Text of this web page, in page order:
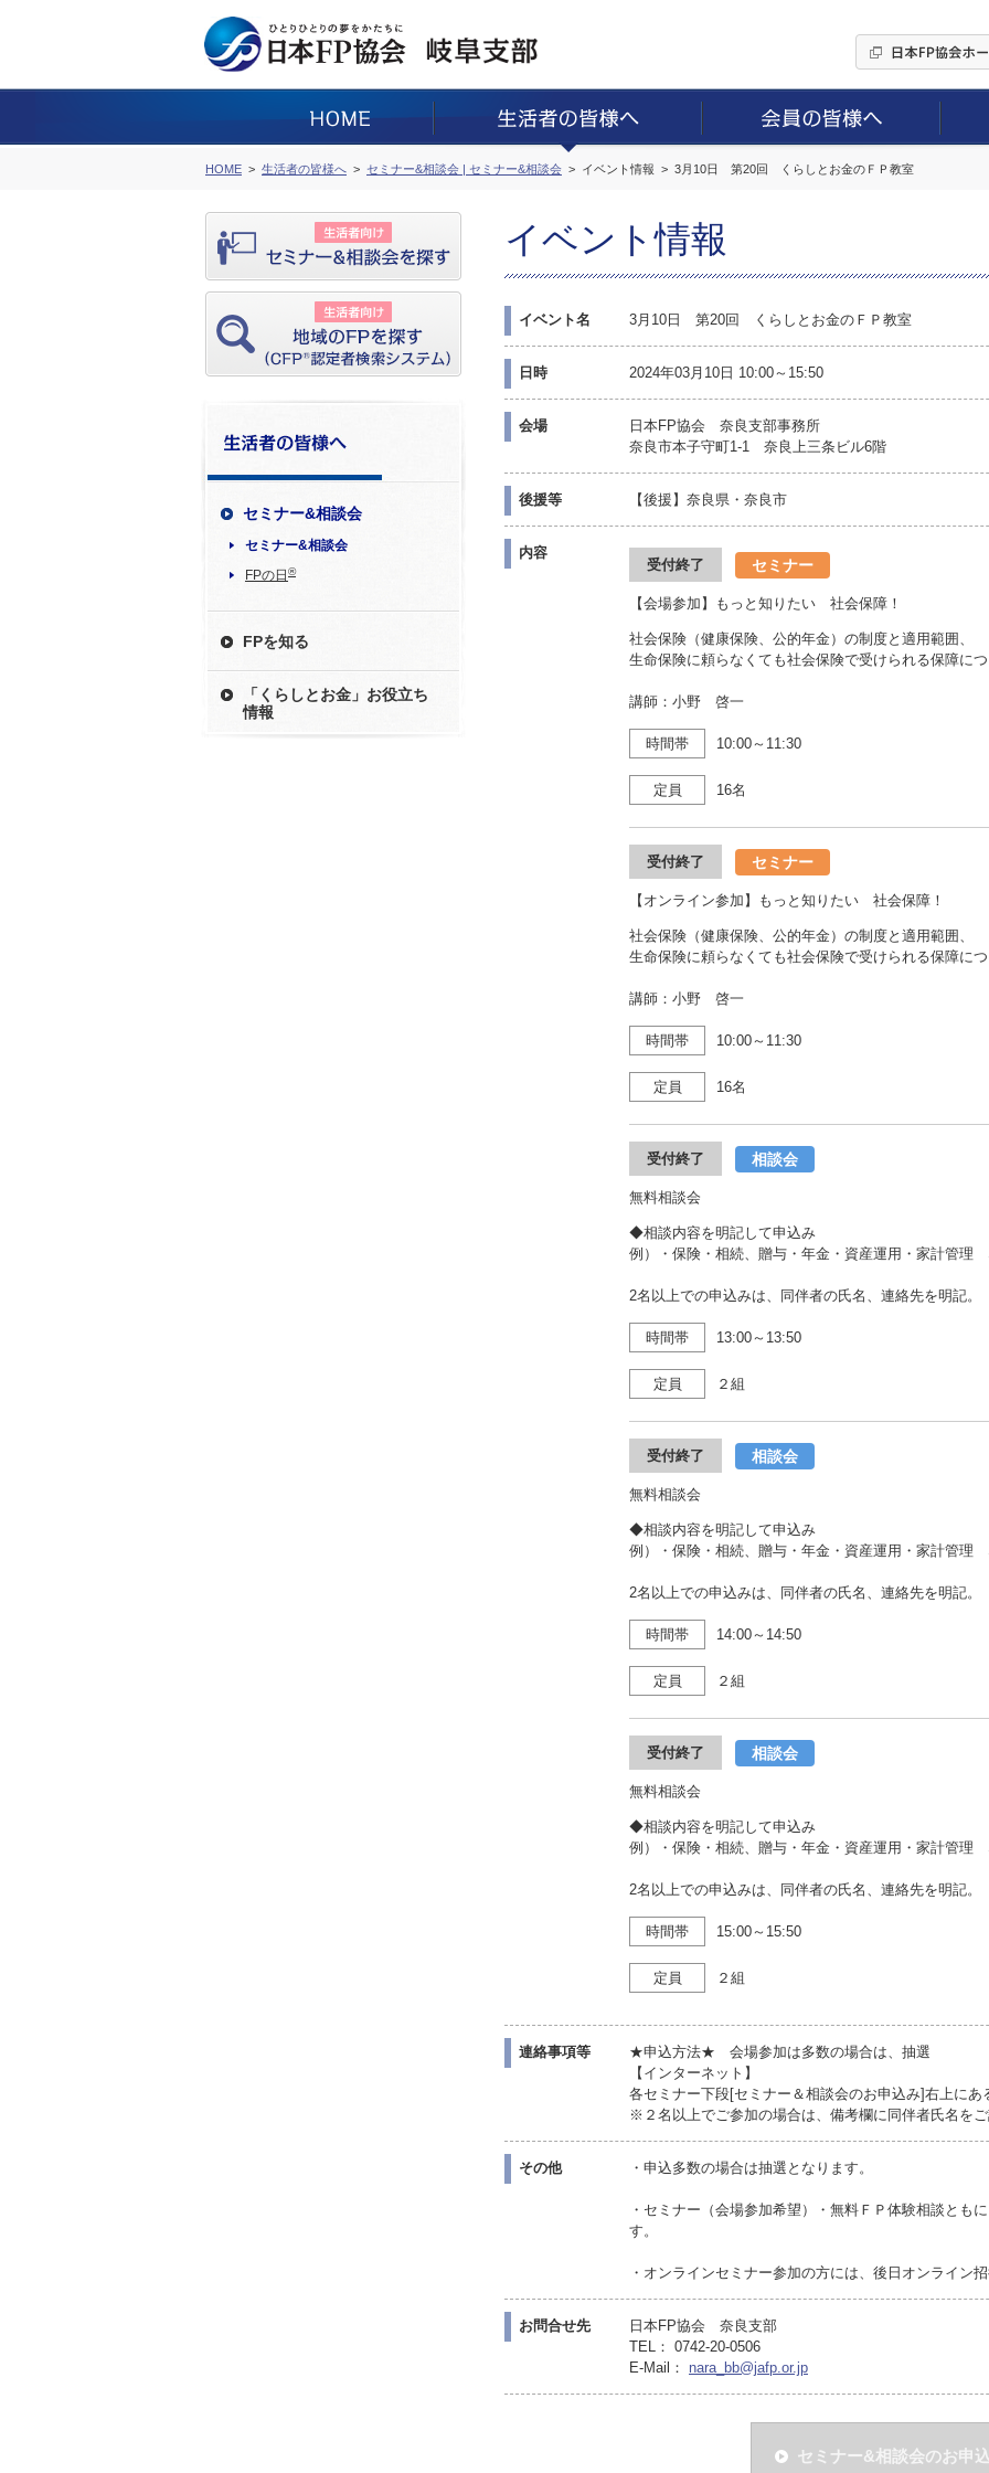
HOME 生活者の皆様へ セミナー&相談会 | セミナー&相談会 イベント情報 3月10日 第20回 くらしとお金のＦＰ教室
セミナー&相談会
セミナー&相談会
FPの日 ®
FPを知る
「くらしとお金」お役立ち
情報
イベント情報
イベント名 3月10日 第20回 くらしとお金のＦＰ教室
日時 2024年03月10日 10:00～15:50
会場
日本FP協会 奈良支部事務所
奈良市本子守町1-1 奈良上三条ビル6階
後援等 【後援】奈良県・奈良市
内容
受付終了 セミナー
【会場参加】もっと知りたい 社会保障！
社会保険（健康保険、公的年金）の制度と適用範囲、
生命保険に頼らなくても社会保険で受けられる保障に
講師：小野 啓一
時間帯 10:00～11:30
定員 16名
受付終了 セミナー
【オンライン参加】もっと知りたい 社会保障！
社会保険（健康保険、公的年金）の制度と適用範囲、
生命保険に頼らなくても社会保険で受けられる保障に
講師：小野 啓一
時間帯 10:00～11:30
定員 16名
受付終了 相談会
無料相談会
◆相談内容を明記して申込み
例）・保険・相続、贈与・年金・資産運用・家計管理
2名以上での申込みは、同伴者の氏名、連絡先を明記。
時間帯 13:00～13:50
定員 ２組
受付終了 相談会
無料相談会
◆相談内容を明記して申込み
例）・保険・相続、贈与・年金・資産運用・家計管理
2名以上での申込みは、同伴者の氏名、連絡先を明記。
時間帯 14:00～14:50
定員 ２組
受付終了 相談会
無料相談会
◆相談内容を明記して申込み
例）・保険・相続、贈与・年金・資産運用・家計管理
2名以上での申込みは、同伴者の氏名、連絡先を明記。
時間帯 15:00～15:50
定員 ２組
連絡事項等
★申込方法★ 会場参加は多数の場合は、抽選
【インターネット】
各セミナー下段[セミナー＆相談会のお申込み]右上に
※２名以上でご参加の場合は、備考欄に同伴者氏名を
その他 ・申込多数の場合は抽選となります。
・セミナー（会場参加希望）・無料ＦＰ体験相談とも
す。
・オンラインセミナー参加の方には、後日オンライン
お問合せ先
日本FP協会 奈良支部
TEL： 0742-20-0506
E-Mail： nara_bb@jafp.or.jp
セミナー&相談会のお申